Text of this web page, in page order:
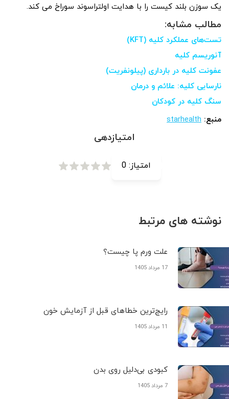
یک سوزن بلند کیست را با هدایت اولتراسوند سوراخ می کند.
مطالب مشابه:
تست‌های عملکرد کلیه (KFT)
آنوریسم کلیه
عفونت کلیه در بارداری (پیلونفریت)
نارسایی کلیه: علائم و درمان
سنگ کلیه در کودکان
منبع: starhealth
امتیازدهی
امتیاز: 0
نوشته های مرتبط
علت ورم پا چیست؟
17 مرداد 1405
رایج‌ترین خطاهای قبل از آزمایش خون
11 مرداد 1405
کبودی‌ بی‌دلیل روی بدن
7 مرداد 1405